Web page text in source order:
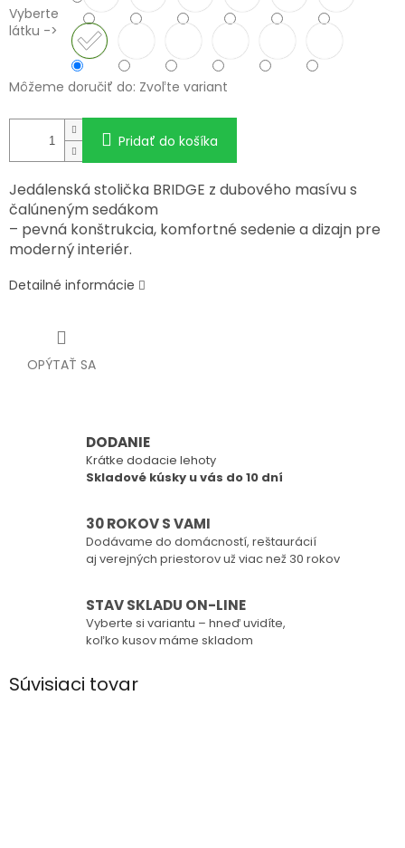
Vyberte
látku ->
Môžeme doručiť do: Zvoľte variant
Pridať do košíka
Jedálenská stolička BRIDGE z dubového masívu s
čalúneným sedákom
– pevná konštrukcia, komfortné sedenie a dizajn pre
moderný interiér.
Detailné informácie
OPÝTAŤ SA
DODANIE
Krátke dodacie lehoty
Skladové kúsky u vás do 10 dní
30 ROKOV S VAMI
Dodávame do domácností, reštaurácií
aj verejných priestorov už viac než 30 rokov
STAV SKLADU ON-LINE
Vyberte si variantu – hneď uvidíte,
koľko kusov máme skladom
Súvisiaci tovar